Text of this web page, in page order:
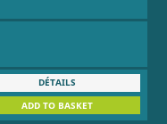
DÉTAILS
ADD TO BASKET